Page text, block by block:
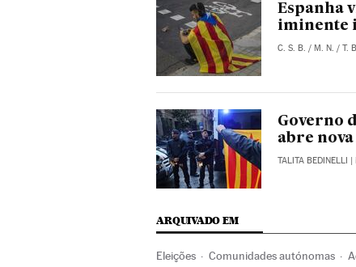
Espanha
iminente
C. S. B. /M. N. /T.
Governo
abre
TALITA BEDINELLI |
ARQUIVADO EM
Eleições Comunidades autónomas